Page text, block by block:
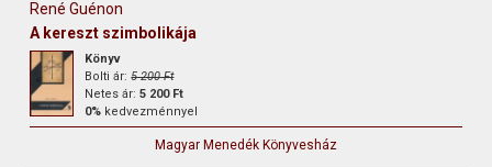
René Guénon
A kereszt szimbolikája
Könyv
Bolti ár:5 200 Ft
Netes ár:5 200 Ft
0% kedvezménnyel
Magyar Menedék Könyvesház